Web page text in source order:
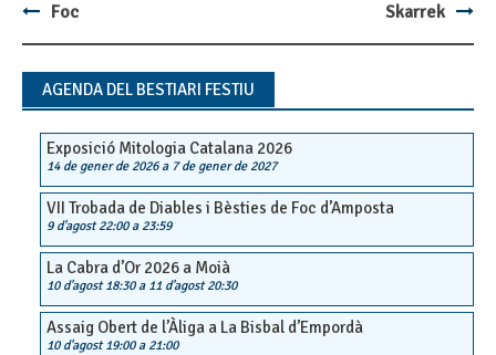
Post
navigation
Foc Skarrek
AGENDA DEL BESTIARI FESTIU
Exposició Mitologia Catalana 2026
14 de gener de 2026a 7 de gener de 2027
VII Trobada de Diables i Bèsties de Foc d’Amposta
9 d'agost 22:00a 23:59
La Cabra d’Or 2026 a Moià
10 d'agost 18:30a 11 d'agost 20:30
Assaig Obert de l’Àliga a La Bisbal d’Empordà
10 d'agost 19:00a 21:00